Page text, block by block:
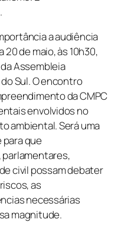
a audiência
20 de maio, às 10h30,
Assembleia
Sul. O encontro
da CMPC
envolvidos no
ambiental. Será uma
que
civil possam debater
as
necessárias
magnitude.